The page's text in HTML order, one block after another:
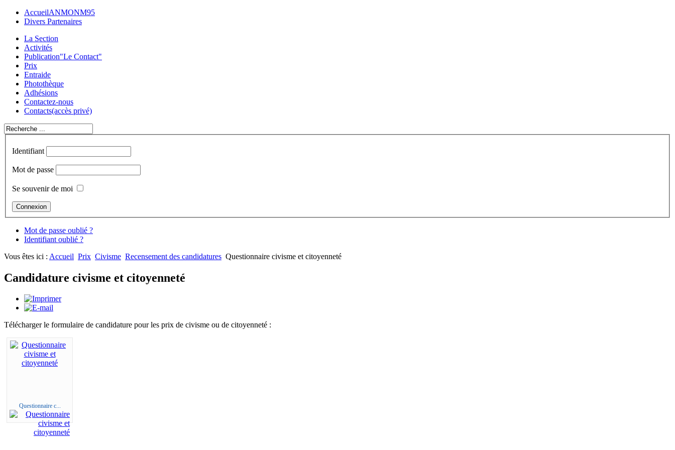
AccueilANMONM95
Divers Partenaires
La Section
Activités
Publication"Le Contact"
Prix
Entraide
Photothèque
Adhésions
Contactez-nous
Contacts(accès privé)
Identifiant
Mot de passe
Se souvenir de moi
Mot de passe oublié ?
Identifiant oublié ?
Vous êtes ici : Accueil Prix Civisme Recensement des candidatures Questionnaire civisme et citoyenneté
Candidature civisme et citoyenneté
Télécharger le formulaire de candidature pour les prix de civisme ou de citoyenneté :
Questionnaire c...